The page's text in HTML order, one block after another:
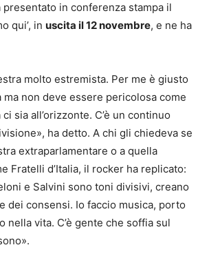
presentato in conferenza stampa il
qui’, in uscita il 12 novembre, e ne ha
molto estremista. Per me è giusto
ma non deve essere pericolosa come
sia all’orizzonte. C’è un continuo
ha detto. A chi gli chiedeva se
extraparlamentare o a quella
Fratelli d’Italia, il rocker ha replicato:
e Salvini sono toni divisivi, creano
dei consensi. Io faccio musica, porto
nella vita. C’è gente che soffia sul